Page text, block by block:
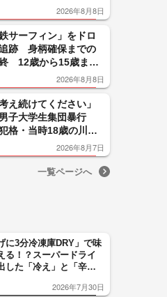
26人負傷300人避難
2026年8月8日
鉄サーフィン」をドロ
跡 身柄確保までの
12歳から15歳まで
人を逮捕 ニューヨー
2026年8月8日
え続けてください」
子大学生集団暴行
格・当時18歳の川口
に無期懲役の判決
以外の何ものでもな
2026年8月7日
一覧ページへ
に3分冷凍庫DRY」で味
る！？スーパードライ
した「冷え」と「辛
口カーブ」が飲み頃の
2026年7月30日